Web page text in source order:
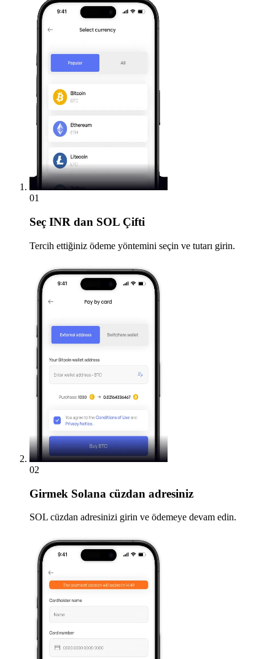
01
Seç INR dan SOL Çifti
Tercih ettiğiniz ödeme yöntemini seçin ve tutarı girin.
02
Girmek Solana cüzdan adresiniz
SOL cüzdan adresinizi girin ve ödemeye devam edin.